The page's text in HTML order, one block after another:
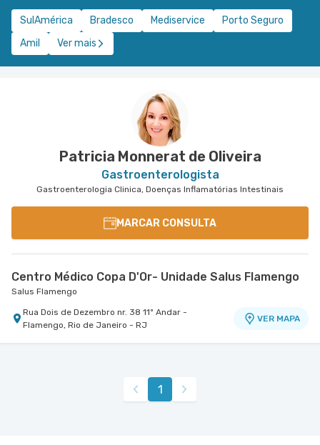
SulAmérica Bradesco Mediservice
Porto Seguro
Amil
Ver mais
Patricia Monnerat de Oliveira
Gastroenterologista
Gastroenterologia Clinica, Doenças Inflamatórias Intestinais
MARCAR CONSULTA
Centro Médico Copa D'Or- Unidade Salus Flamengo
Salus Flamengo
Rua Dois de Dezembro nr. 38 11º Andar -
Flamengo, Rio de Janeiro - RJ
VER MAPA
1